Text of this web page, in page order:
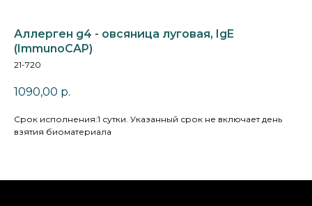
Аллерген g4 - овсяница луговая, IgE
(ImmunoCAP)
21-720
1090,00 р.
Cрок исполнения:1 сутки. Указанный срок не включает день
взятия биоматериала